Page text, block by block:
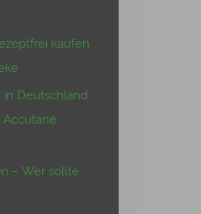
kaufen
Deutschland
Accutane
– Wer sollte